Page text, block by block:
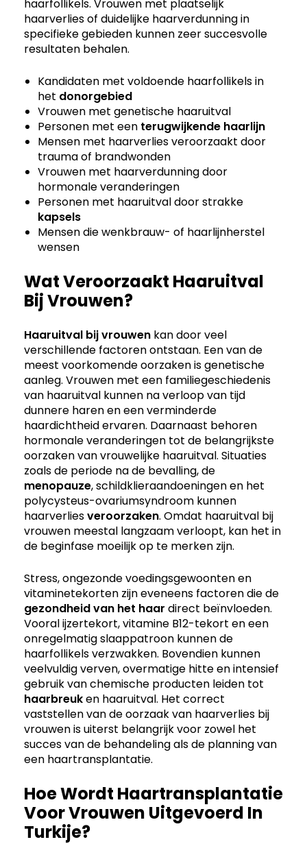
haarfollikels. Vrouwen met plaatselijk
haarverlies of duidelijke haarverdunning in
specifieke gebieden kunnen zeer succesvolle
resultaten behalen.
Kandidaten met voldoende haarfollikels in
het donorgebied
Vrouwen met genetische haaruitval
Personen met een terugwijkende haarlijn
Mensen met haarverlies veroorzaakt door
trauma of brandwonden
Vrouwen met haarverdunning door
hormonale veranderingen
Personen met haaruitval door strakke
kapsels
Mensen die wenkbrauw- of haarlijnherstel
wensen
Wat Veroorzaakt Haaruitval
Bij Vrouwen?
Haaruitval bij vrouwen kan door veel
verschillende factoren ontstaan. Een van de
meest voorkomende oorzaken is genetische
aanleg. Vrouwen met een familiegeschiedenis
van haaruitval kunnen na verloop van tijd
dunnere haren en een verminderde
haardichtheid ervaren. Daarnaast behoren
hormonale veranderingen tot de belangrijkste
oorzaken van vrouwelijke haaruitval. Situaties
zoals de periode na de bevalling, de
menopauze, schildklieraandoeningen en het
polycysteus-ovariumsyndroom kunnen
haarverliesveroorzaken. Omdat haaruitval bij
vrouwen meestal langzaam verloopt, kan het in
de beginfase moeilijk op te merken zijn.
Stress, ongezonde voedingsgewoonten en
vitaminetekorten zijn eveneens factoren die de
gezondheid van het haar direct beïnvloeden.
Vooral ijzertekort, vitamine B12-tekort en een
onregelmatig slaappatroon kunnen de
haarfollikels verzwakken. Bovendien kunnen
veelvuldig verven, overmatige hitte en intensief
gebruik van chemische producten leiden tot
haarbreuken haaruitval. Het correct
vaststellen van de oorzaak van haarverlies bij
vrouwen is uiterst belangrijk voor zowel het
succes van de behandeling als de planning van
een haartransplantatie.
Hoe Wordt Haartransplantatie
Voor Vrouwen Uitgevoerd In
Turkije?